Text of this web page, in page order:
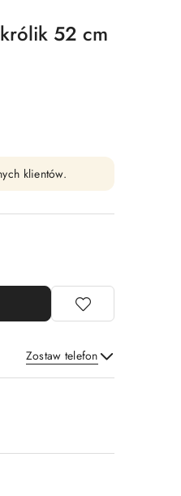
52 cm
klientów.
Zostaw telefon
Wyślij